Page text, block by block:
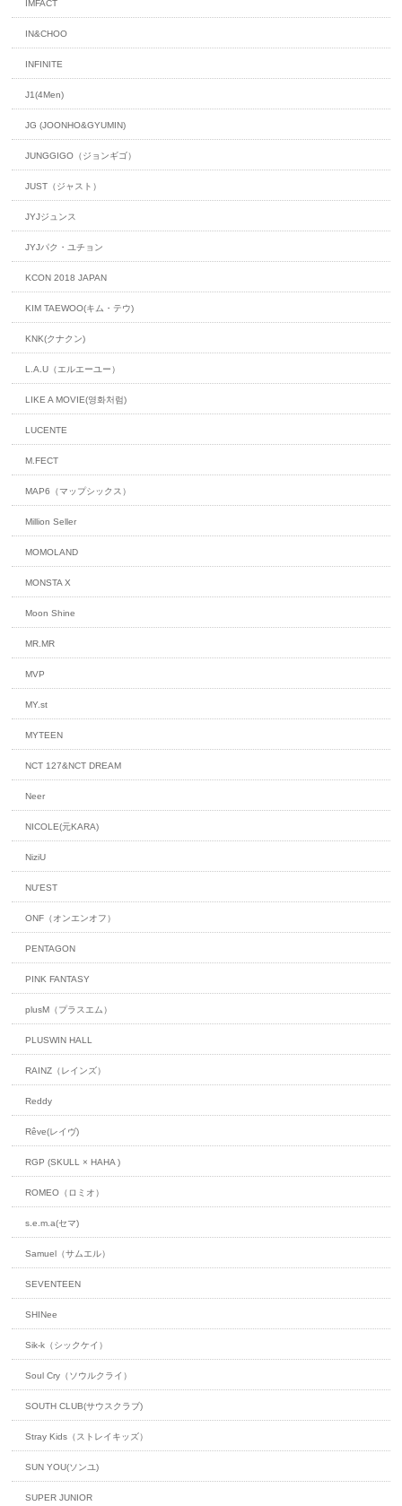
IMFACT
IN&CHOO
INFINITE
J1(4Men)
JG (JOONHO&GYUMIN)
JUNGGIGO（ジョンギゴ）
JUST（ジャスト）
JYJジュンス
JYJパク・ユチョン
KCON 2018 JAPAN
KIM TAEWOO(キム・テウ)
KNK(クナクン)
L.A.U（エルエーユー）
LIKE A MOVIE(영화처럼)
LUCENTE
M.FECT
MAP6（マップシックス）
Million Seller
MOMOLAND
MONSTA X
Moon Shine
MR.MR
MVP
MY.st
MYTEEN
NCT 127&NCT DREAM
Neer
NICOLE(元KARA)
NiziU
NU'EST
ONF（オンエンオフ）
PENTAGON
PINK FANTASY
plusM（プラスエム）
PLUSWIN HALL
RAINZ（レインズ）
Reddy
Rêve(レイヴ)
RGP (SKULL × HAHA )
ROMEO（ロミオ）
s.e.m.a(セマ)
Samuel（サムエル）
SEVENTEEN
SHINee
Sik-k（シックケイ）
Soul Cry（ソウルクライ）
SOUTH CLUB(サウスクラブ)
Stray Kids（ストレイキッズ）
SUN YOU(ソンユ)
SUPER JUNIOR